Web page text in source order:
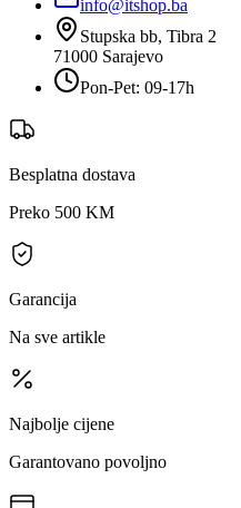
info@itshop.ba
Stupska bb, Tibra 2
71000 Sarajevo
Pon-Pet: 09-17h
Besplatna dostava
Preko 500 KM
Garancija
Na sve artikle
Najbolje cijene
Garantovano povoljno